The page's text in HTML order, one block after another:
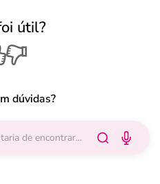
útil?
dúvidas?